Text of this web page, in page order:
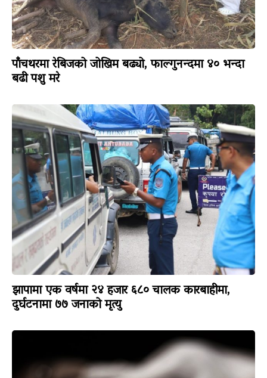
पाँचथरमा रेबिजको जोखिम बढ्यो, फाल्गुनन्दमा ४० भन्दा
बढी पशु मरे
झापामा एक वर्षमा २४ हजार ६८० चालक कारबाहीमा,
दुर्घटनामा ७७ जनाको मृत्यु